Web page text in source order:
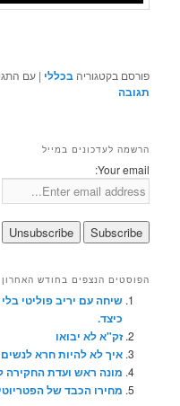
פורסם בקטגוריה בכללי |עם
תגובה
הרשמה לעדכונים במייל
Your email:
הפוסטים הנצפים בחודש האחרון
שיחה עם יריב פוליטי
כיצד.
זק"א לא יבואו
איך לא להיות חרא
מונה ראש ועדת החקירה
מחירו הכבד של